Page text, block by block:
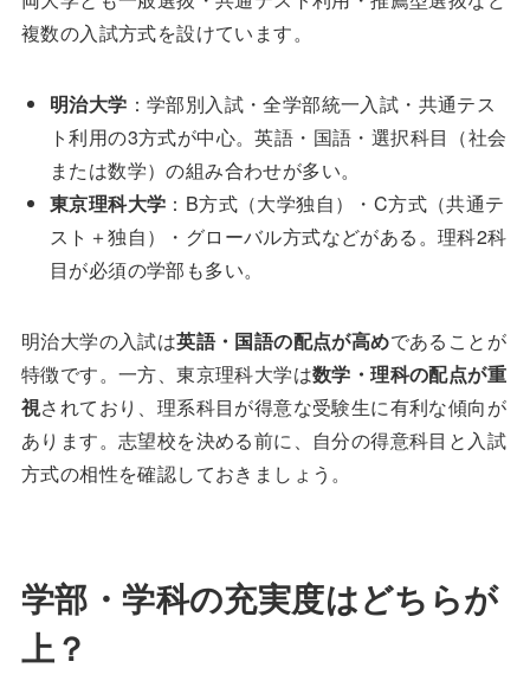
複数の入試方式を設けています。
明治大学 ：学部別入試・全学部統一入試・共通テス
ト利用の3方式が中心。英語・国語・選択科目（社会
または数学）の組み合わせが多い。
東京理科大学 ：B方式（大学独自）・C方式（共通テ
スト＋独自）・グローバル方式などがある。理科2科
目が必須の学部も多い。
明治大学の入試は英語・国語の配点が高めであることが
特徴です。一方、東京理科大学は数学・理科の配点が重
視されており、理系科目が得意な受験生に有利な傾向が
あります。志望校を決める前に、自分の得意科目と入試
方式の相性を確認しておきましょう。
学部・学科の充実度はどちらが
上？